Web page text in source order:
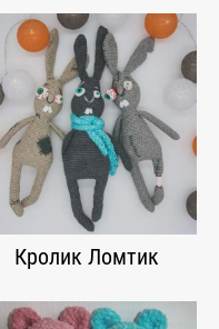
Кролик Ломтик